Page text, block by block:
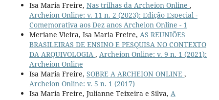
Isa Maria Freire, Nas trilhas da Archeion Online ,
Archeion Online: v. 11 n. 2 (2023): Edição Especial -
Comemorativa aos Dez anos Archeion Online - 1
Meriane Vieira, Isa Maria Freire, AS REUNIÕES
BRASILEIRAS DE ENSINO E PESQUISA NO CONTEXTO
DA ARQUIVOLOGIA , Archeion Online: v. 9 n. 1 (2021):
Archeion Online
Isa Maria Freire, SOBRE A ARCHEION ONLINE ,
Archeion Online: v. 5 n. 1 (2017)
Isa Maria Freire, Julianne Teixeira e Silva, A